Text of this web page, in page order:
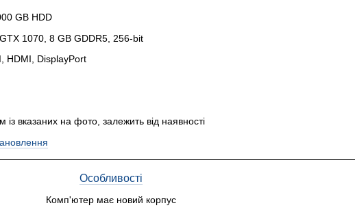
GB HDD
1070, 8 GB GDDR5, 256-bit
HDMI, DisplayPort
вказаних на фото, залежить від наявності
Особливості
Комп'ютер має новий корпус